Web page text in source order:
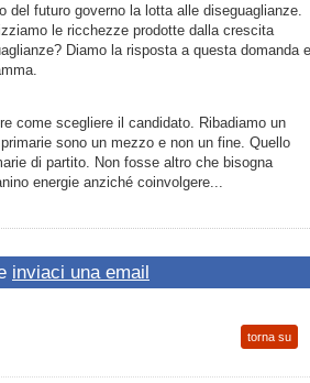
del futuro governo la lotta alle diseguaglianze.
le ricchezze prodotte dalla crescita
Diamo la risposta a questa domanda e
come scegliere il candidato. Ribadiamo un
sono un mezzo e non un fine. Quello
di partito. Non fosse altro che bisogna
energie anziché coinvolgere...
inviaci una email
torna su